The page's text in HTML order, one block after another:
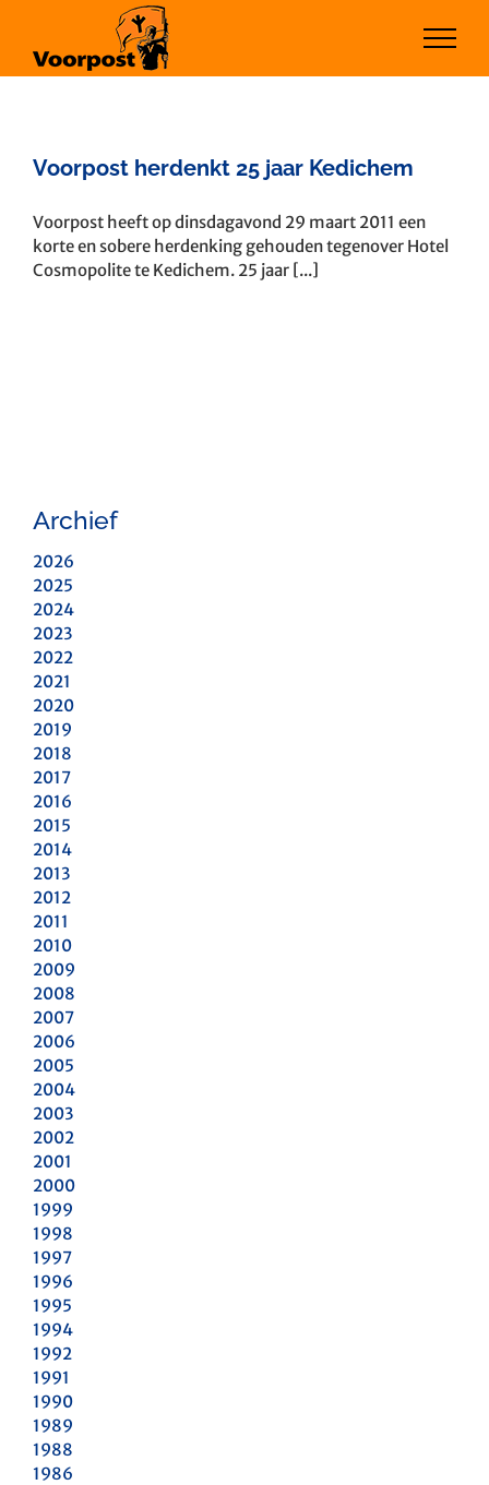
inhoud
Voorpost herdenkt 25 jaar Kedichem
Voorpost heeft op dinsdagavond 29 maart 2011 een
korte en sobere herdenking gehouden tegenover Hotel
Cosmopolite te Kedichem. 25 jaar [...]
Archief
2026
2025
2024
2023
2022
2021
2020
2019
2018
2017
2016
2015
2014
2013
2012
2011
2010
2009
2008
2007
2006
2005
2004
2003
2002
2001
2000
1999
1998
1997
1996
1995
1994
1992
1991
1990
1989
1988
1986